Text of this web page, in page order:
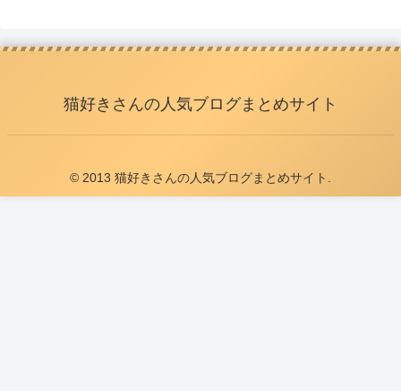
猫好きさんの人気ブログまとめサイト
© 2013 猫好きさんの人気ブログまとめサイト.